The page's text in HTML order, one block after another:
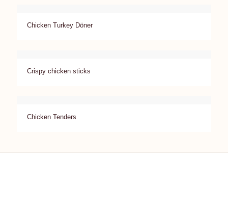
Chicken Turkey Döner
Crispy chicken sticks
Chicken Tenders